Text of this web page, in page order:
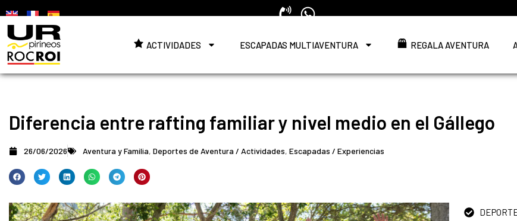
ACTIVIDADES ESCAPADAS MULTIAVENTURA REGALA AVENTURA
Diferencia entre rafting familiar y nivel medio en el Gállego
26/06/2026 Aventura y Familia, Deportes de Aventura / Actividades, Escapadas / Experiencias